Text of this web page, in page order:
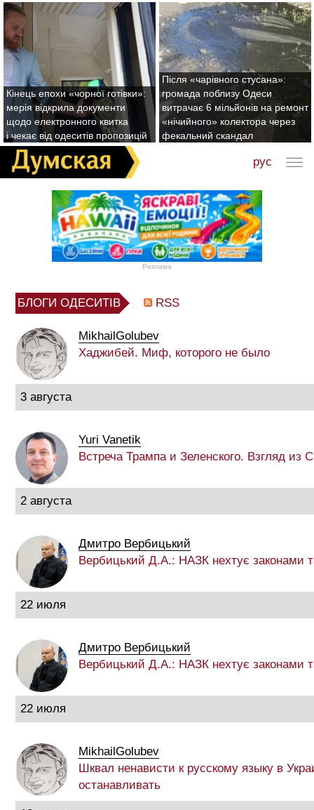
Кінець епохи «чорної готівки»:
мерія відкрила документи
щодо електронного квитка
і чекає від одеситів пропозицій
Після «чарівного стусана»:
громада поблизу Одеси
витрачає 6 мільйонів на ремонт
«нічийного» колектора через
фекальний скандал
рус
Реклама
БЛОГИ ОДЕСИТІВ RSS
MikhailGolubev
Хаджибей. Миф, которого не было
3 августа
Yuri Vanetik
Встреча Трампа и Зеленского. Взгляд из
2 августа
Дмитро Вербицький
Вербицький Д.А.: НАЗК нехтує законами
22 июля
Дмитро Вербицький
Вербицький Д.А.: НАЗК нехтує законами
22 июля
MikhailGolubev
Шквал ненависти к русскому языку в
останавливать